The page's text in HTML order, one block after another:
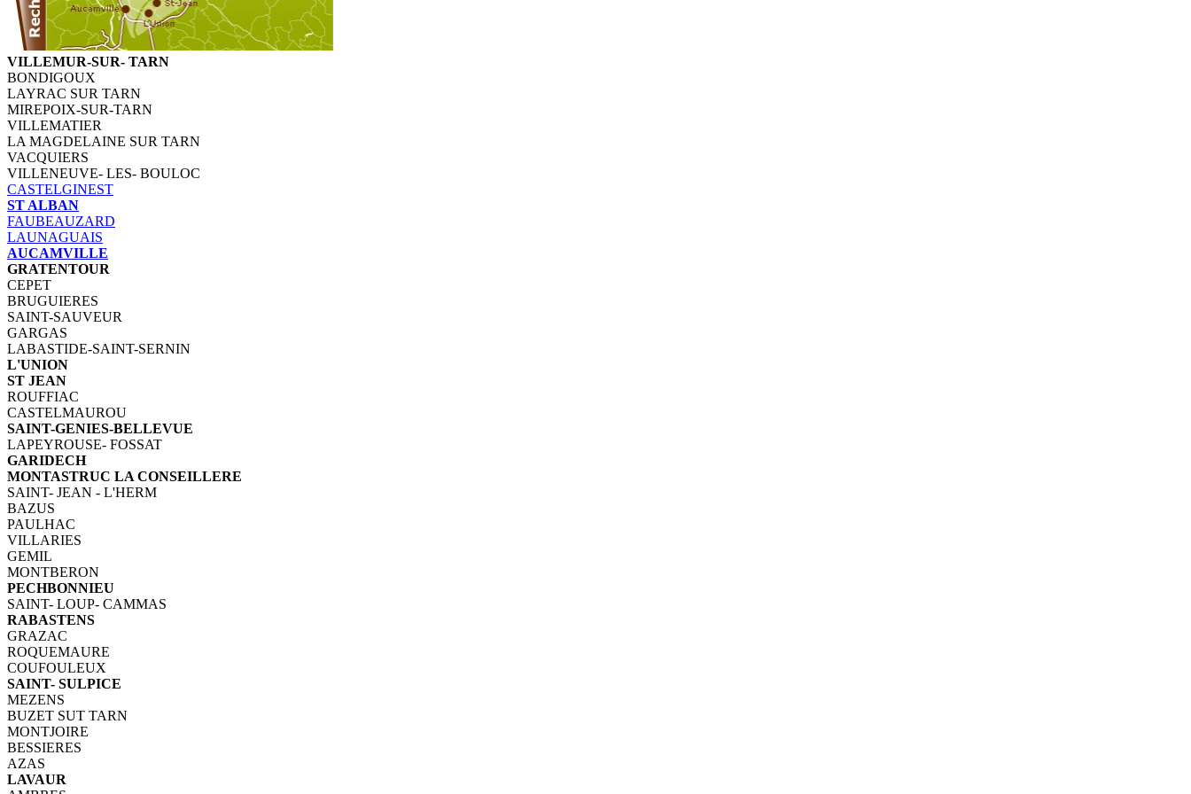
VILLEMUR-SUR- TARN
BONDIGOUX
LAYRAC SUR TARN
MIREPOIX-SUR-TARN
VILLEMATIER
LA MAGDELAINE SUR TARN
VACQUIERS
VILLENEUVE- LES- BOULOC
CASTELGINEST
ST ALBAN
FAUBEAUZARD
LAUNAGUAIS
AUCAMVILLE
GRATENTOUR
CEPET
BRUGUIERES
SAINT-SAUVEUR
GARGAS
LABASTIDE-SAINT-SERNIN
L'UNION
ST JEAN
ROUFFIAC
CASTELMAUROU
SAINT-GENIES-BELLEVUE
LAPEYROUSE- FOSSAT
GARIDECH
MONTASTRUC LA CONSEILLERE
SAINT- JEAN - L'HERM
BAZUS
PAULHAC
VILLARIES
GEMIL
MONTBERON
PECHBONNIEU
SAINT- LOUP- CAMMAS
RABASTENS
GRAZAC
ROQUEMAURE
COUFOULEUX
SAINT- SULPICE
MEZENS
BUZET SUT TARN
MONTJOIRE
BESSIERES
AZAS
LAVAUR